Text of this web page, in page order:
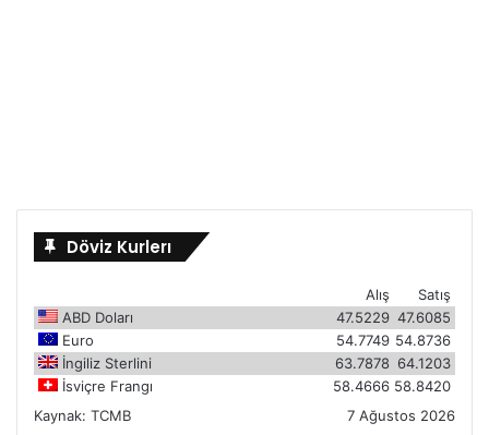
Döviz Kurlerı
Satış
Alış
ABD Doları
47.6085
47.5229
Euro
54.8736
54.7749
İngiliz Sterlini
64.1203
63.7878
İsviçre Frangı
58.8420
58.4666
Kaynak: TCMB 7 Ağustos 2026